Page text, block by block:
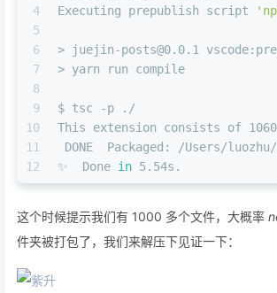
4
5
6
7
8
9
10
11
12
Executing prepublish script
> juejin-posts@0.0.1
> yarn run compile
$ tsc -p ./
This extension consists of
DONE  Packaged: /Users/
✨  Done in 5.54s.
这个时候提示我们有 1000 多个文件，大概率
件夹被打包了，我们来解压下见证一下：